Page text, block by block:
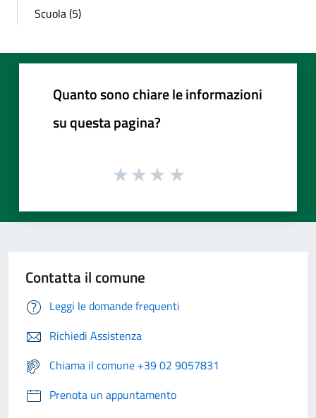
Scuola (5)
Quanto sono chiare le informazioni
su questa pagina?
Contatta il comune
Leggi le domande frequenti
Richiedi Assistenza
Chiama il comune +39 02 9057831
Prenota un appuntamento